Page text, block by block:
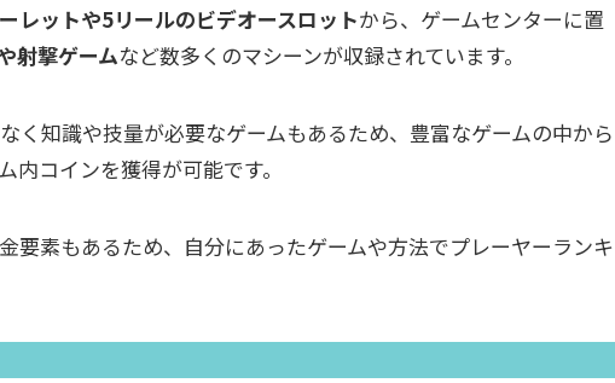
レットや5リールのビデオースロットから、ゲームセンターに置
射撃ゲームなど数多くのマシーンが収録されています。
く知識や技量が必要なゲームもあるため、豊富なゲームの中から
内コインを獲得が可能です。
要素もあるため、自分にあったゲームや方法でプレーヤーランキ